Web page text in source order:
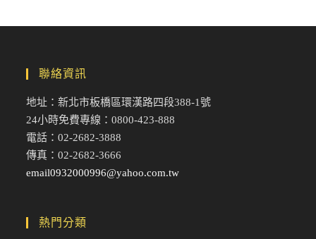
聯絡資訊
地址：新北市板橋區環漢路四段388-1號
24小時免費專線：0800-423-888
電話：02-2682-3888
傳真：02-2682-3666
email0932000996@yahoo.com.tw
熱門分類